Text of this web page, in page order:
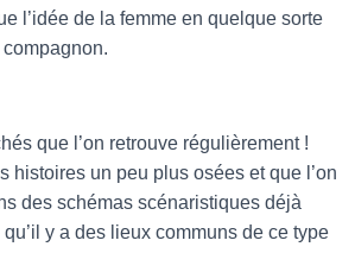
l’idée de la femme en quelque sorte
que l’on retrouve régulièrement !
histoires un peu plus osées et que l’on
des schémas scénaristiques déjà
y a des lieux communs de ce type